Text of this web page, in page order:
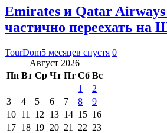
Emirates и Qatar Airways
частично переехать на
TourDom5 месяцев спустя 0
Август 2026
Пн Вт Ср Чт Пт Сб Вс
1
2
3
4 5 6 7 8
9
10 11 12 13 14 15 16
17 18 19 20 21 22 23